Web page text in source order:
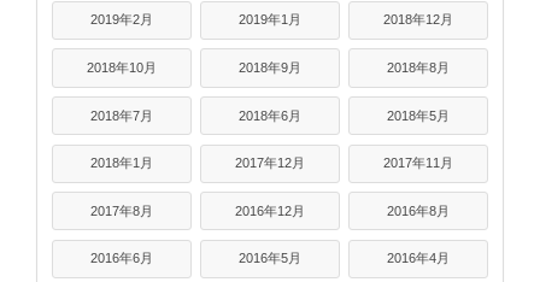
2019年2月 2019年1月 2018年12月
2018年10月 2018年9月 2018年8月
2018年7月 2018年6月 2018年5月
2018年1月 2017年12月 2017年11月
2017年8月 2016年12月 2016年8月
2016年6月 2016年5月 2016年4月